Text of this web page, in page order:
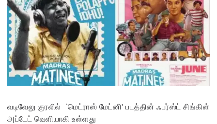
வடிவேலு குரலில் `மெட்ராஸ் மேட்னி' படத்தின் ஃபர்ஸ்ட் சிங்கிள்
அப்டேட் வெளியாகி உள்ளது